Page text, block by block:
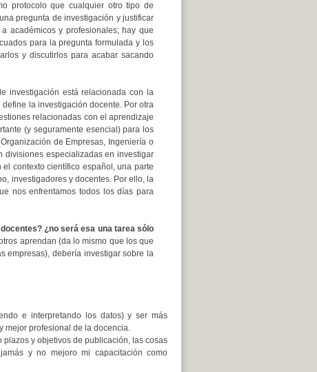
protocolo que cualquier otro tipo de
pregunta de investigación y justificar
académicos y profesionales; hay que
para la pregunta formulada y los
y discutirlos para acabar sacando
investigación está relacionada con la
la investigación docente. Por otra
relacionadas con el aprendizaje
(y seguramente esencial) para los
de Empresas, Ingeniería o
divisiones especializadas en investigar
contexto científico español, una parte
investigadores y docentes. Por ello, la
nos enfrentamos todos los días para
¿no será esa una tarea sólo
aprendan (da lo mismo que los que
empresas), debería investigar sobre la
e interpretando los datos) y ser más
mejor profesional de la docencia.
plazos y objetivos de publicación, las cosas
y no mejoro mi capacitación como